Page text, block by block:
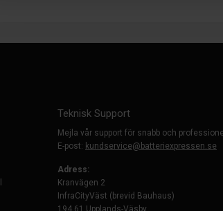
Teknisk Support
Mejla vår support för snabb och
E-post: kundservice@batteriexpressen.se
Adress:
Kranvägen 2
InfraCityVäst (brevid Bauhaus)
194 61 Upplands-Väsby